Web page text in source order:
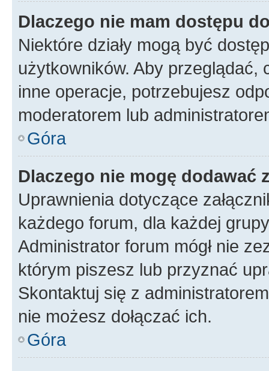
Dlaczego nie mam dostępu
Niektóre działy mogą być
użytkowników. Aby
inne operacje, potrzebujesz
moderatorem lub
Góra
Dlaczego nie mogę dodawać
Uprawnienia dotyczące
każdego forum, dla każdej
Administrator forum mógł nie
którym piszesz lub przyznać
Skontaktuj się z
nie możesz dołączać ich.
Góra